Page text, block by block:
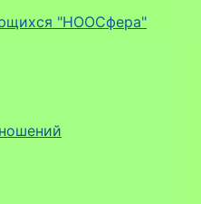
"НООСфера"